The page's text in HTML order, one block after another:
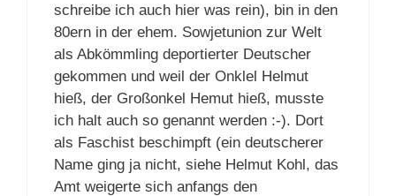
schreibe ich auch hier was rein), bin in den
80ern in der ehem. Sowjetunion zur Welt
als Abkömmling deportierter Deutscher
gekommen und weil der Onklel Helmut
hieß, der Großonkel Hemut hieß, musste
ich halt auch so genannt werden :-). Dort
als Faschist beschimpft (ein deutscherer
Name ging ja nicht, siehe Helmut Kohl, das
Amt weigerte sich anfangs den